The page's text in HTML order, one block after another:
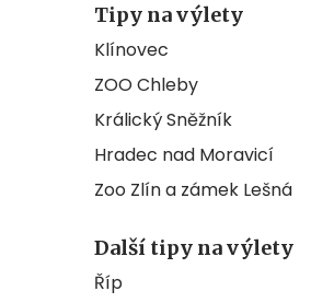
Tipy na výlety
Klínovec
ZOO Chleby
Králický Sněžník
Hradec nad Moravicí
Zoo Zlín a zámek Lešná
Další tipy na výlety
Říp